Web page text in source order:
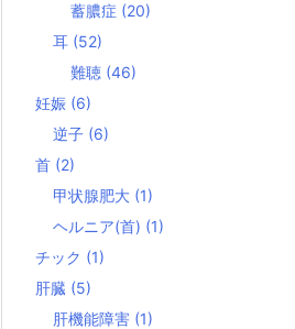
蓄膿症 (20)
耳 (52)
難聴 (46)
妊娠 (6)
逆子 (6)
首 (2)
甲状腺肥大 (1)
ヘルニア(首) (1)
チック (1)
肝臓 (5)
肝機能障害 (1)